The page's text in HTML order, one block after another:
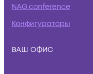
NAG.conference
Конфигураторы
ВАШ ОФИС